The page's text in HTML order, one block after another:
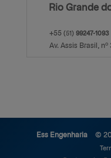
Rio Grande
+55 (51) 99247-1093
Av. Assis Brasil, nº
Ess Engenharia ©